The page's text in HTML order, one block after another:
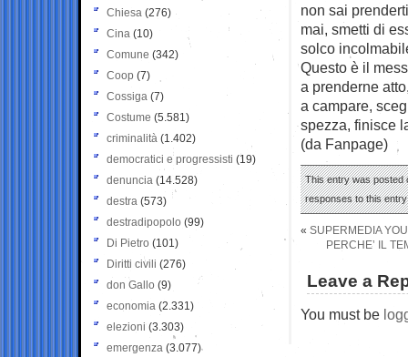
non sai
mai, smetti di
solco
Questo è il
a prenderne
a campare,
spezza, finisce
(da Fanpage)
This entry was posted
responses to this
« SUPERMEDIA
PERCHE’ IL
Leave a
You must be
Chiesa (276)
Cina (10)
Comune (342)
Coop (7)
Cossiga (7)
Costume (5.581)
criminalità (1.402)
democratici e progressisti (19)
denuncia (14.528)
destra (573)
destradipopolo (99)
Di Pietro (101)
Diritti civili (276)
don Gallo (9)
economia (2.331)
elezioni (3.303)
emergenza (3.077)